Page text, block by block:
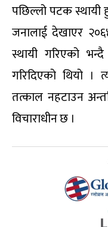
पछिल्लो पटक स्थायी
जनालाई देखाएर
स्थायी गरिएको
गरिदिएको थियो ।
तत्काल नहटाउन
विचाराधीन छ ।